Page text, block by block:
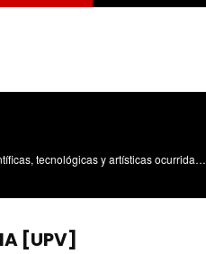
Divulgación de las actividades científicas, tecnológicas y artísticas ocurridas en los tres campus de la UPV